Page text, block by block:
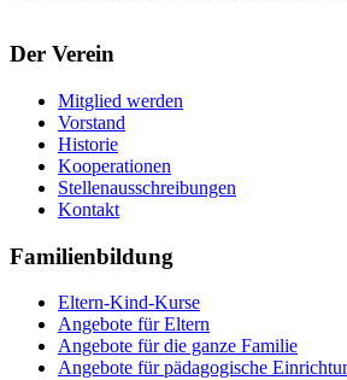
Der Verein
Mitglied werden
Vorstand
Historie
Kooperationen
Stellenausschreibungen
Kontakt
Familienbildung
Eltern-Kind-Kurse
Angebote für Eltern
Angebote für die ganze Familie
Angebote für pädagogische